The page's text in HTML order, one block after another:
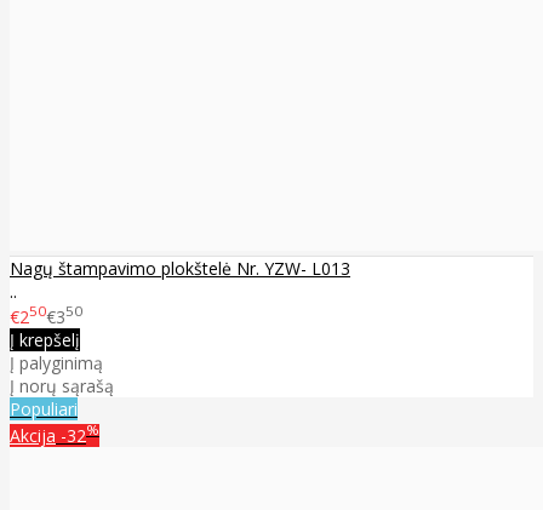
Nagų štampavimo plokštelė Nr. YZW- L013
..
€250€350
Į krepšelį
Į palyginimą
Į norų sąrašą
Populiari
Akcija -32%